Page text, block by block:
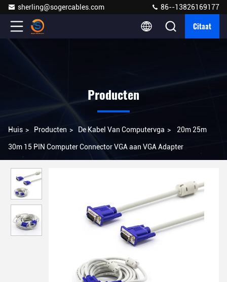
sherling@sogercables.com 86--13826169177
Citaat
Producten
Huis > Producten > De Kabel Van Computervga > 20m 25m
30m 15 PIN Computer Connector VGA aan VGA Adapter